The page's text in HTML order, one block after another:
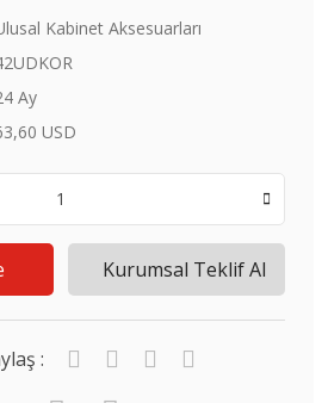
Kabinet Aksesuarları
Ay
USD
Kurumsal Teklif Al
: